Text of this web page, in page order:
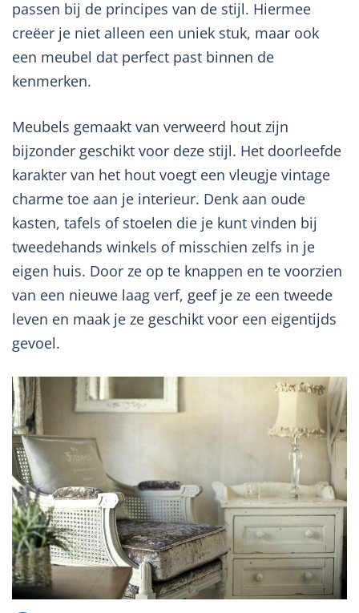
passen bij de principes van de stijl. Hiermee
creëer je niet alleen een uniek stuk, maar ook
een meubel dat perfect past binnen de
kenmerken.
Meubels gemaakt van verweerd hout zijn
bijzonder geschikt voor deze stijl. Het doorleefde
karakter van het hout voegt een vleugje vintage
charme toe aan je interieur. Denk aan oude
kasten, tafels of stoelen die je kunt vinden bij
tweedehands winkels of misschien zelfs in je
eigen huis. Door ze op te knappen en te voorzien
van een nieuwe laag verf, geef je ze een tweede
leven en maak je ze geschikt voor een eigentijds
gevoel.